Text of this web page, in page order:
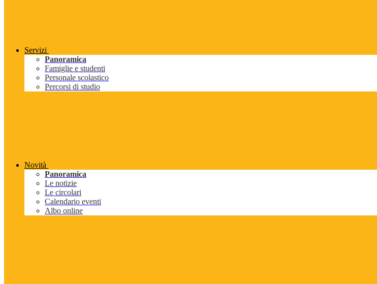
Servizi
Panoramica
Famiglie e studenti
Personale scolastico
Percorsi di studio
Novità
Panoramica
Le notizie
Le circolari
Calendario eventi
Albo online